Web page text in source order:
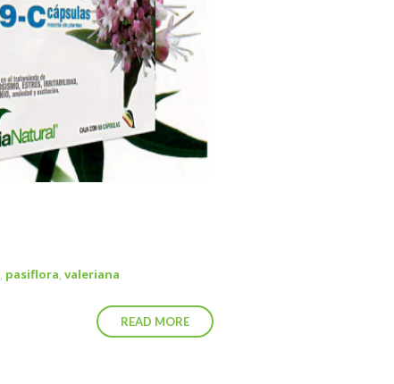
, pasiflora, valeriana
READ MORE